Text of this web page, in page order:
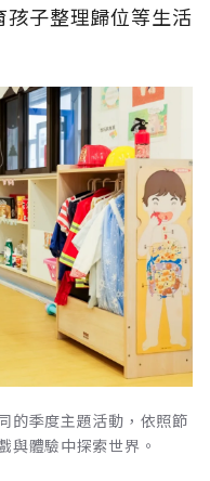
子整理歸位等生活
的季度主題活動，依照節
與體驗中探索世界。